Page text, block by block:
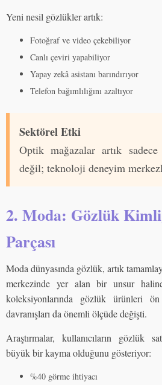
Yeni nesil gözlükler artık:
Fotoğraf ve video çekebiliyor
Canlı çeviri yapabiliyor
Yapay zekâ asistanı barındırıyor
Telefon bağımlılığını azaltıyor
Sektörel Etki
Optik mağazalar artık
değil; teknoloji deneyim
2. Moda: Gözlük
Parçası
Moda dünyasında gözlük, artık
merkezinde yer alan bir unsur
koleksiyonlarında gözlük ürünleri
davranışları da önemli ölçüde değişti.
Araştırmalar, kullanıcıların gözlük
büyük bir kayma olduğunu gösteriyor:
%40 görme ihtiyacı